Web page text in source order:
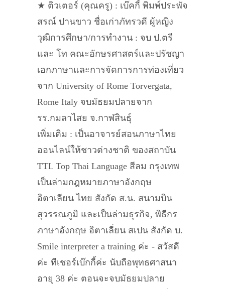
★ ติวเตอร์ (คุณครู) : เบ๊คกี้ พิมพ์ประพัจ
สรณ์ ปานขาว ชื่อเก่าภัทรวดี ผู้หญิง
วุฒิการศึกษา/การทำงาน : จบ ป.ตรี
และ โท คณะอักษรศาสตร์และปรัชญา
เอกภาษาและการจัดการการท่องเที่ยว
จาก University of Rome Torvergata,
Rome Italy จบมัธยมปลายจาก
รร.กมลาไสย จ.กาฬสินธุ์
เพิ่มเติม : เป็นอาจารย์สอนภาษาไทย
ออนไลน์ให้ชาวต่างชาติ ของสถาบัน
TTL Top Thai Language สีลม กรุงเทพ
เป็นล่ามกฎหมายภาษาอังกฤษ
อิตาเลียน ไทย สังกัด ส.น. สนามบิน
สุวรรณภูมิ และเป็นล่ามธุรกิจ, พิธีกร
ภาษาอังกฤษ อิตาเลี่ยน สเปน สังกัด บ.
Smile interpreter a training ค่ะ - สวัสดี
ค่ะ ทีเชอร์เบ๊กกี้ค่ะ นับถือพุทธศาสนา
อายุ 38 ค่ะ ตอนจะจบมัธยมปลาย